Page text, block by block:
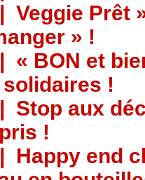
| Veggie Prêt
» !
| « BON et
!
| Stop aux
!
| Happy end